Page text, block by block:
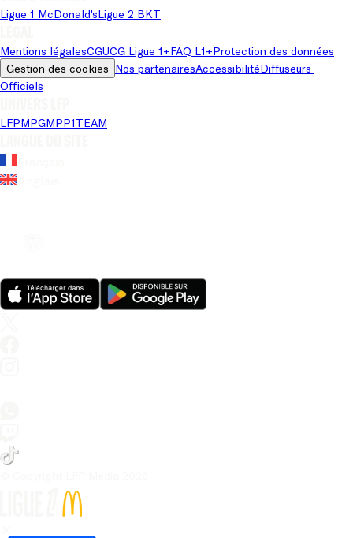
Ligue 1 McDonald'sLigue 2 BKT
Mentions légalesCGUCG Ligue 1+FAQ L1+Protection des données
Gestion des cookies Nos partenairesAccessibilitéDiffuseurs
Officiels
LFPMPGMPP1TEAM